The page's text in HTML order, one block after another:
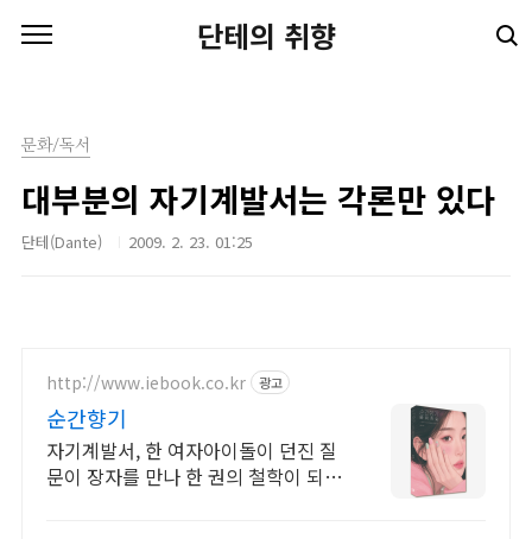
단테의 취향
문화/독서
대부분의 자기계발서는 각론만 있다
단테(Dante) 2009. 2. 23. 01:25
http://www.iebook.co.kr 광고
순간향기
자기계발서, 한 여자아이돌이 던진 질
문이 장자를 만나 한 권의 철학이 되었